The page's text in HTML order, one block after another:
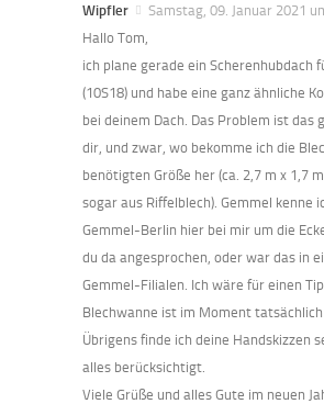
Wipfler
Samstag, 09. Januar 2021
Hallo Tom,
ich plane gerade ein Scherenhubdach
(10S18) und habe eine ganz ähnliche
bei deinem Dach. Das Problem ist das
dir, und zwar, wo bekomme ich die
benötigten Größe her (ca. 2,7 m x 1,7
sogar aus Riffelblech). Gemmel kenne
Gemmel-Berlin hier bei mir um die
du da angesprochen, oder war das in
Gemmel-Filialen. Ich wäre für einen
Blechwanne ist im Moment
Übrigens finde ich deine Handskizzen
alles berücksichtigt.
Viele Grüße und alles Gute im neuen